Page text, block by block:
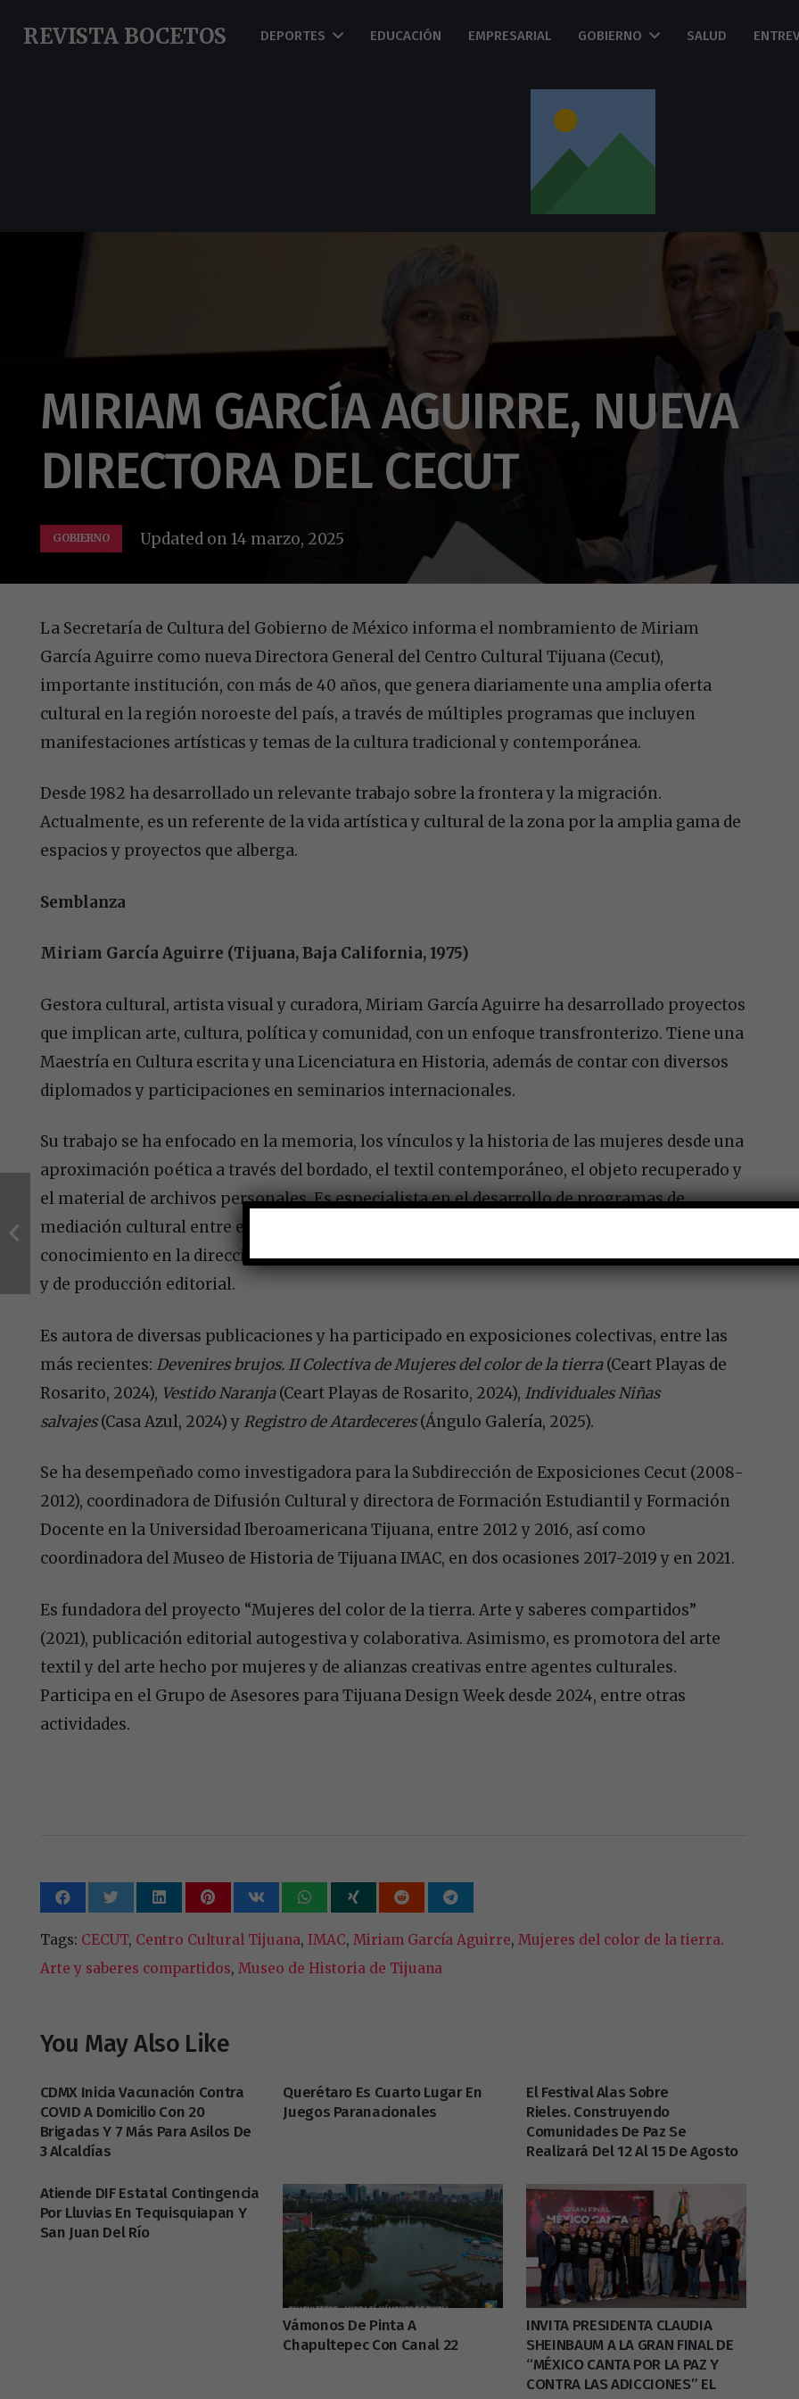
REVISTA BOCETOS DEPORTES EDUCACIÓN EMPRESARIAL GOBIERNO SALUD
MIRIAM GARCÍA AGUIRRE, NUEVA
DIRECTORA DEL CECUT
GOBIERNO Updated on14 marzo, 2025
La Secretaría de Cultura del Gobierno de México informa el nombramiento de Miriam
García Aguirre como nueva Directora General del Centro Cultural Tijuana (Cecut),
importante institución, con más de 40 años, que genera diariamente una amplia oferta
cultural en la región noroeste del país, a través de múltiples programas que incluyen
manifestaciones artísticas y temas de la cultura tradicional y contemporánea.
Desde 1982 ha desarrollado un relevante trabajo sobre la frontera y la migración.
Actualmente, es un referente de la vida artística y cultural de la zona por la amplia gama de
espacios y proyectos que alberga.
Semblanza
Miriam García Aguirre (Tijuana, Baja California, 1975)
Gestora cultural, artista visual y curadora, Miriam García Aguirre ha desarrollado proyectos
que implican arte, cultura, política y comunidad, con un enfoque transfronterizo. Tiene una
Maestría en Cultura escrita y una Licenciatura en Historia, además de contar con diversos
diplomados y participaciones en seminarios internacionales.
Su trabajo se ha enfocado en la memoria, los vínculos y la historia de las mujeres desde una
aproximación poética a través del bordado, el textil contemporáneo, el objeto recuperado y
el material de archivos personales. Es especialista en el desarrollo de programas de
mediación cultural entre el arte, el patrimonio y la comunidad, y cuenta con un amplio
conocimiento en la dirección, el diseño y la planeación de proyectos culturales, educativos
y de producción editorial.
Es autora de diversas publicaciones y ha participado en exposiciones colectivas, entre las
más recientes: Devenires brujos. II Colectiva de Mujeres del color de la tierra(Ceart Playas de
Rosarito, 2024), Vestido Naranja(Ceart Playas de Rosarito, 2024), Individuales Niñas
salvajes(Casa Azul, 2024) y Registro de Atardeceres(Ángulo Galería, 2025).
Se ha desempeñado como investigadora para la Subdirección de Exposiciones Cecut (2008-
2012), coordinadora de Difusión Cultural y directora de Formación Estudiantil y Formación
Docente en la Universidad Iberoamericana Tijuana, entre 2012 y 2016, así como
coordinadora del Museo de Historia de Tijuana IMAC, en dos ocasiones 2017-2019 y en 2021.
Es fundadora del proyecto “Mujeres del color de la tierra. Arte y saberes compartidos”
(2021), publicación editorial autogestiva y colaborativa. Asimismo, es promotora del arte
textil y del arte hecho por mujeres y de alianzas creativas entre agentes culturales.
Participa en el Grupo de Asesores para Tijuana Design Week desde 2024, entre otras
actividades.
Tags: CECUT, Centro Cultural Tijuana, IMAC, Miriam García Aguirre, Mujeres del color de la tierra.
Arte y saberes compartidos, Museo de Historia de Tijuana
You May Also Like
CDMX Inicia Vacunación Contra
COVID A Domicilio Con 20
Brigadas Y 7 Más Para Asilos De
3 Alcaldías
Querétaro Es Cuarto Lugar En
Juegos Paranacionales
El Festival Alas Sobre
Rieles. Construyendo
Comunidades De Paz Se
Realizará Del 12 Al 15 De Agosto
Atiende DIF Estatal Contingencia
Por Lluvias En Tequisquiapan Y
San Juan Del Río
Vámonos De Pinta A
Chapultepec Con Canal 22
INVITA PRESIDENTA CLAUDIA
SHEINBAUM A LA GRAN FINAL DE
“MÉXICO CANTA POR LA PAZ Y
CONTRA LAS ADICCIONES” EL